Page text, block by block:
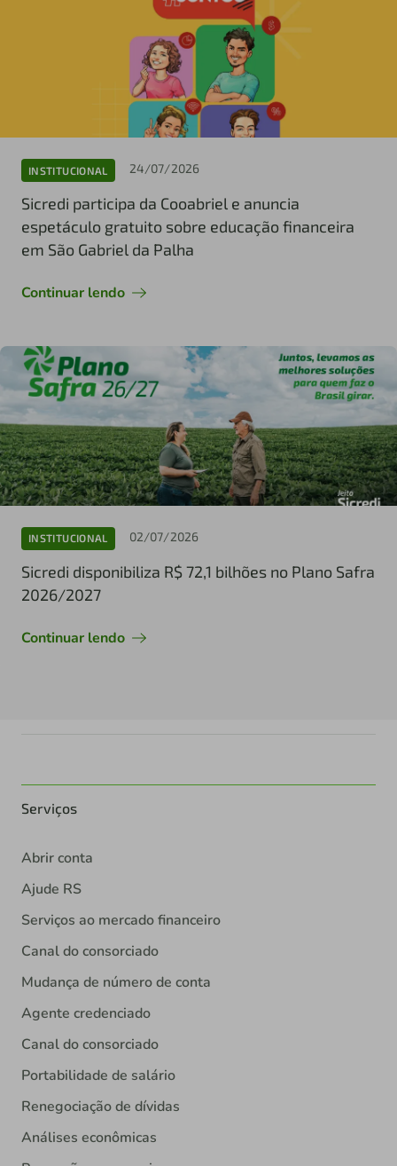
INSTITUCIONAL 24/07/2026
Sicredi participa da Cooabriel e anuncia
espetáculo gratuito sobre educação financeira
em São Gabriel da Palha
Continuar lendo
INSTITUCIONAL 02/07/2026
Sicredi disponibiliza R$ 72,1 bilhões no Plano Safra
2026/2027
Continuar lendo
Serviços
Abrir conta
Ajude RS
Serviços ao mercado financeiro
Canal do consorciado
Mudança de número de conta
Agente credenciado
Canal do consorciado
Portabilidade de salário
Renegociação de dívidas
Análises econômicas